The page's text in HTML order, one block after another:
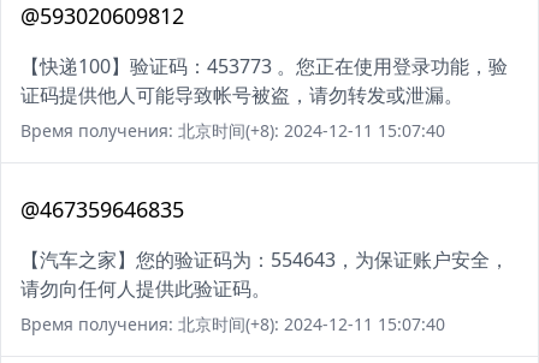
@593020609812
【快递100】验证码：453773 。您正在使用登录功能，验
证码提供他人可能导致帐号被盗，请勿转发或泄漏。
Время получения: 北京时间(+8): 2024-12-11 15:07:40
@467359646835
【汽车之家】您的验证码为：554643，为保证账户安全，
请勿向任何人提供此验证码。
Время получения: 北京时间(+8): 2024-12-11 15:07:40